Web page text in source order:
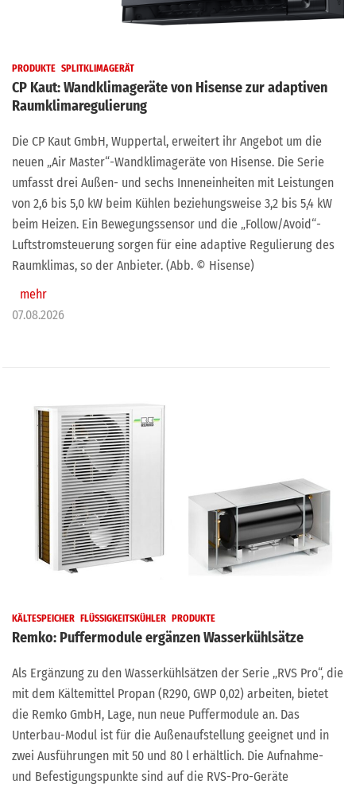
PRODUKTE SPLITKLIMAGERÄT
CP Kaut: Wandklimageräte von Hisense zur adaptiven
Raumklimaregulierung
Die CP Kaut GmbH, Wuppertal, erweitert ihr Angebot um die
neuen „Air Master“-Wandklimageräte von Hisense. Die Serie
umfasst drei Außen- und sechs Inneneinheiten mit Leistungen
von 2,6 bis 5,0 kW beim Kühlen beziehungsweise 3,2 bis 5,4 kW
beim Heizen. Ein Bewegungssensor und die „Follow/Avoid“-
Luftstromsteuerung sorgen für eine adaptive Regulierung des
Raumklimas, so der Anbieter. (Abb. © Hisense)
mehr
07.08.2026
KÄLTESPEICHER FLÜSSIGKEITSKÜHLER PRODUKTE
Remko: Puffermodule ergänzen Wasserkühlsätze
Als Ergänzung zu den Wasserkühlsätzen der Serie „RVS Pro“, die
mit dem Kältemittel Propan (R290, GWP 0,02) arbeiten, bietet
die Remko GmbH, Lage, nun neue Puffermodule an. Das
Unterbau-Modul ist für die Außenaufstellung geeignet und in
zwei Ausführungen mit 50 und 80 l erhältlich. Die Aufnahme-
und Befestigungspunkte sind auf die RVS-Pro-Geräte